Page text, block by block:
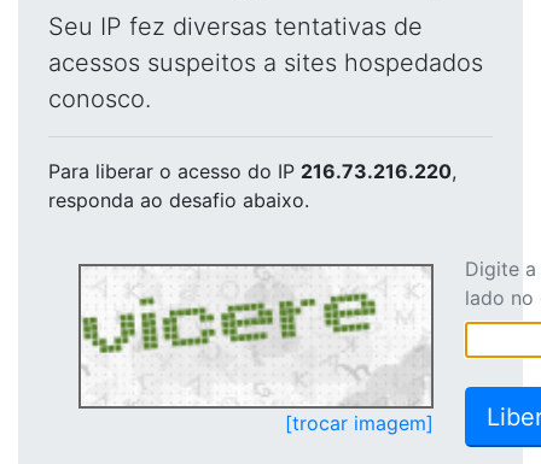
Seu IP fez diversas tentativas de
acessos suspeitos a sites hospedados
conosco.
Para liberar o acesso do IP 216.73.216.220,
responda ao desafio abaixo.
[trocar imagem]
Digite
lado no